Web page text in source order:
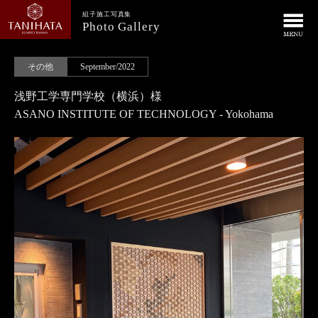
組子施工写真集
Photo Gallery
その他 September/2022
浅野工学専門学校（横浜）様
ASANO INSTITUTE OF TECHNOLOGY - Yokohama